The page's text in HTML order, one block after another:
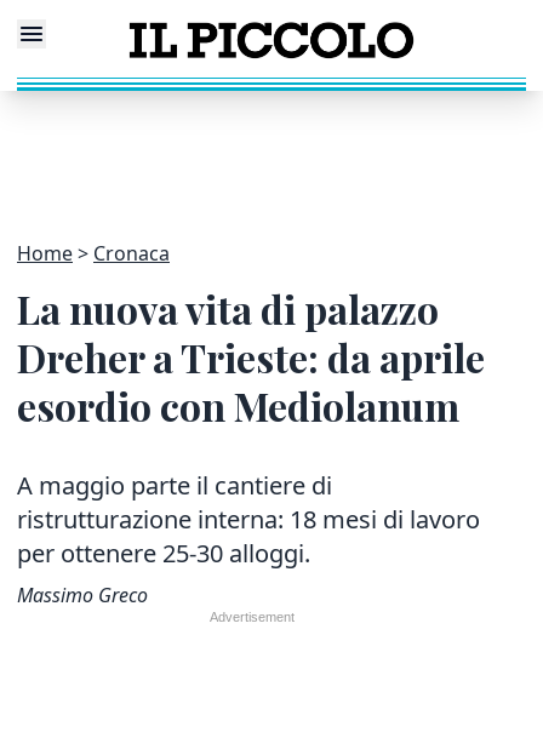
Home Cronaca
La nuova vita di palazzo
Dreher a Trieste: da aprile
esordio con Mediolanum
A maggio parte il cantiere di
ristrutturazione interna: 18 mesi di lavoro
per ottenere 25-30 alloggi.
Massimo Greco